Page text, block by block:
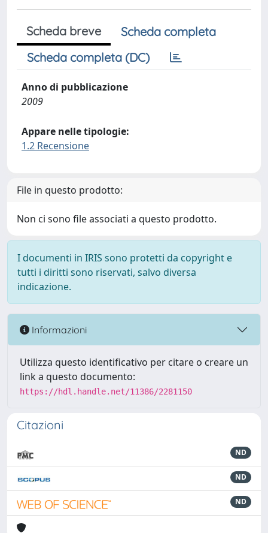
Scheda breve
Scheda completa
Scheda completa (DC)
Anno di pubblicazione
2009
Appare nelle tipologie:
1.2 Recensione
File in questo prodotto:
Non ci sono file associati a questo prodotto.
I documenti in IRIS sono protetti da copyright e
tutti i diritti sono riservati, salvo diversa
indicazione.
Informazioni
Utilizza questo identificativo per citare o creare un
link a questo documento:
https://hdl.handle.net/11386/2281150
Citazioni
ND
ND
ND